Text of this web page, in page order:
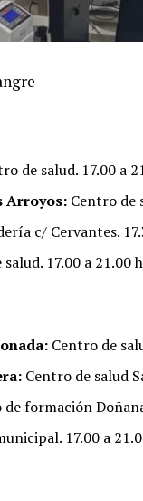
de salud. 17.00 a
Arroyos: Centro de
c/ Cervantes.
17.00 a 21.00
Centro de
Centro de salud
formación
17.00 a